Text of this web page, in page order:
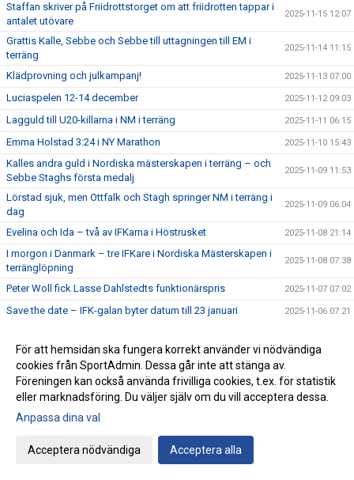
Staffan skriver på Friidrottstorget om att friidrotten tappar i
antalet utövare
2025-11-15 12:07
Grattis Kalle, Sebbe och Sebbe till uttagningen till EM i
terräng
2025-11-14 11:15
Klädprovning och julkampanj! 2025-11-13 07:00
Luciaspelen 12-14 december 2025-11-12 09:03
Lagguld till U20-killarna i NM i terräng 2025-11-11 06:15
Emma Holstad 3:24 i NY Marathon 2025-11-10 15:43
Kalles andra guld i Nordiska mästerskapen i terräng – och
Sebbe Staghs första medalj
2025-11-09 11:53
Lörstad sjuk, men Ottfalk och Stagh springer NM i terräng i
dag
2025-11-09 06:04
Evelina och Ida – två av IFKarna i Höstrusket 2025-11-08 21:14
I morgon i Danmark – tre IFKare i Nordiska Mästerskapen i
terränglöpning
2025-11-08 07:38
Peter Woll fick Lasse Dahlstedts funktionärspris 2025-11-07 07:02
Save the date – IFK-galan byter datum till 23 januari 2025-11-06 07:21
Så nära var det maximal Daniel-utdelning 2025-11-04 22:56
Årets fjärde Bulle är ute nu 2025-11-03 07:22
IFK tia i SM-pokalen 2025-11-02 23:22
Emma Holstad 1:35 på halvmaran
Terräng-SM: 18 IFK Lidingö-lag i Mix-stafetten
Terräng-SM: Luddes sista lopp i IFKs blåvita tävlingsdräkt
För att hemsidan ska fungera korrekt använder vi nödvändiga
cookies från SportAdmin. Dessa går inte att stänga av.
Föreningen kan också använda frivilliga cookies, t.ex. för statistik
eller marknadsföring. Du väljer själv om du vill acceptera dessa.
Anpassa dina val
Acceptera nödvändiga Acceptera alla